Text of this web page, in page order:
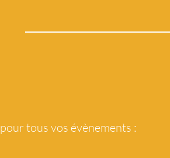
pour tous vos évènements :